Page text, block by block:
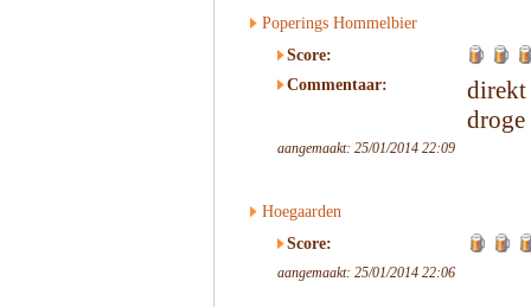
Poperings Hommelbier
Score:
Commentaar:
aangemaakt: 25/01/2014 22:09
Hoegaarden
Score:
aangemaakt: 25/01/2014 22:06